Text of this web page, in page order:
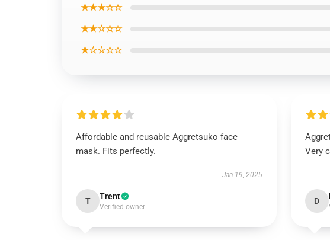
★★★☆☆
★★☆☆☆
★☆☆☆☆
Affordable and reusable Aggretsuko face
mask. Fits perfectly.
Jan 19, 2025
T Trent
Verified owner
Very
D